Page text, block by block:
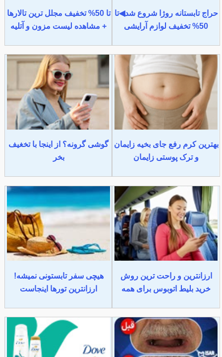
حراج تابستانه روژا شروع شد◀تا
50% تخفیف لوازم آرایشی
تا 50% تخفیف مجلل ترین تالارها
+ مشاهده لیست مزون و آتلیه
بهترین کرم رفع جای بخیه زایمان
و ترک پوستی زایمان
گوشی گرونه؟ از اینجا با تخغیف
بخر
ارزانترین و راحت ترین روش
خرید بلیط اتوبوس برای همه
هیچی سفر تابستونی نمیشه!
ارزانترین تورها اینجاست